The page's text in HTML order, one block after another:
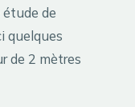
étude de
quelques
de 2 mètres